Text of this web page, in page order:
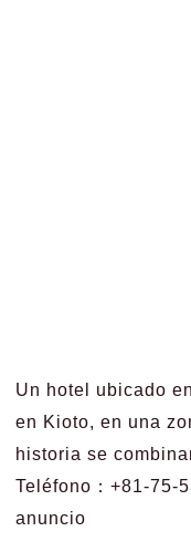
Un hotel ubicado
en Kioto, en una
historia se
Teléfono：+81-75-
anuncio